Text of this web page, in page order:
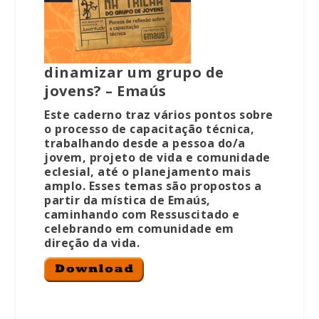
dinamizar um grupo de
jovens? – Emaús
Este caderno traz vários pontos sobre
o processo de capacitação técnica,
trabalhando desde a pessoa do/a
jovem, projeto de vida e comunidade
eclesial, até o planejamento mais
amplo. Esses temas são propostos a
partir da mística de Emaús,
caminhando com Ressuscitado e
celebrando em comunidade em
direção da vida.